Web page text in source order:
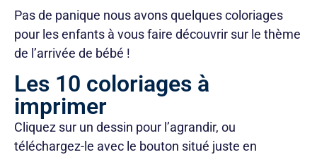
Pas de panique nous avons quelques coloriages
pour les enfants à vous faire découvrir sur le thème
de l’arrivée de bébé !
Les 10 coloriages à
imprimer
Cliquez sur un dessin pour l’agrandir, ou
téléchargez-le avec le bouton situé juste en